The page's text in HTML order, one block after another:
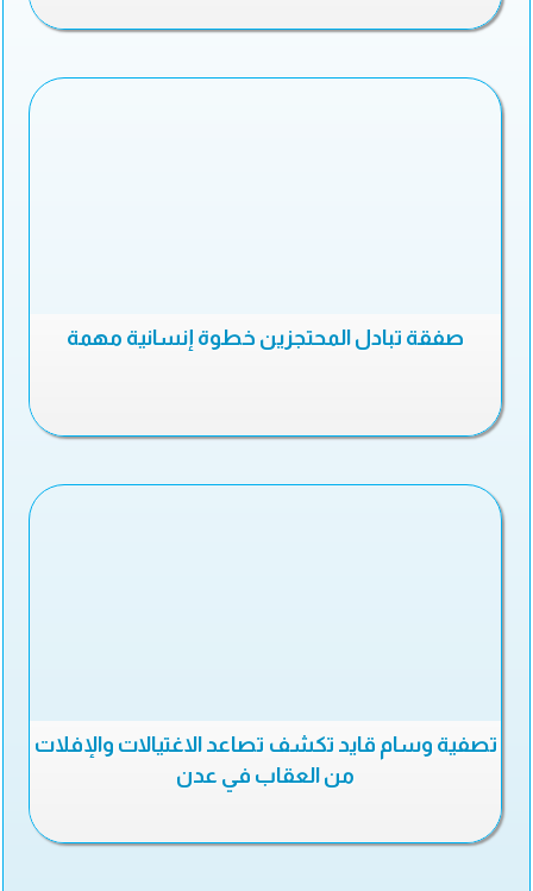
صفقة تبادل المحتجزين خطوة إنسانية مهمة
تصفية وسام قايد تكشف تصاعد الاغتيالات والإفلات
من العقاب في عدن